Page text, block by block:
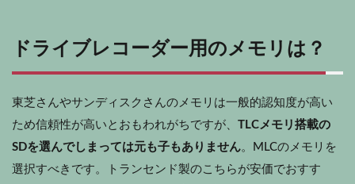
ドライブレコーダー用のメモリは？
東芝さんやサンディスクさんのメモリは一般的認知度が高い
ため信頼性が高いとおもわれがちですが、 TLCメモリ搭載の
SDを選んでしまっては元も子もありません。MLCのメモリを
選択すべきです。トランセンド製のこちらが安価でおすす